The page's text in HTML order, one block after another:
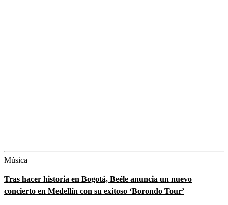
Música
Tras hacer historia en Bogotá, Beéle anuncia un nuevo
concierto en Medellín con su exitoso ‘Borondo Tour’